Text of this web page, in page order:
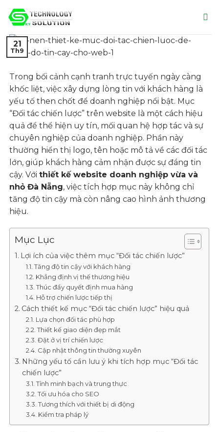
21
Th9
Trong bối cảnh cạnh tranh trực tuyến ngày càng
khốc liệt, việc xây dựng lòng tin với khách hàng là
yếu tố then chốt để doanh nghiệp nổi bật. Mục
“Đối tác chiến lược” trên website là một cách hiệu
quả để thể hiện uy tín, mối quan hệ hợp tác và sự
chuyên nghiệp của doanh nghiệp. Phần này
thường hiển thị logo, tên hoặc mô tả về các đối tác
lớn, giúp khách hàng cảm nhận được sự đáng tin
cậy. Vớithiết kế website doanh nghiệp vừa và
nhỏ Đà Nẵng, việc tích hợp mục này không chỉ
tăng độ tin cậy mà còn nâng cao hình ảnh thương
hiệu.
Mục Lục
Lợi ích của việc thêm mục “Đối tác chiến lược”
Tăng độ tin cậy với khách hàng
Khẳng định vị thế thương hiệu
Thúc đẩy quyết định mua hàng
Hỗ trợ chiến lược tiếp thị
Cách thiết kế mục “Đối tác chiến lược” hiệu quả
Lựa chọn đối tác phù hợp
Thiết kế giao diện đẹp mắt
Đặt ở vị trí chiến lược
Cập nhật thông tin thường xuyên
Những yếu tố cần lưu ý khi tích hợp mục “Đối tác
chiến lược”
Tính minh bạch và trung thực
Tối ưu hóa cho SEO
Tương thích với thiết bị di động
Kiểm tra pháp lý